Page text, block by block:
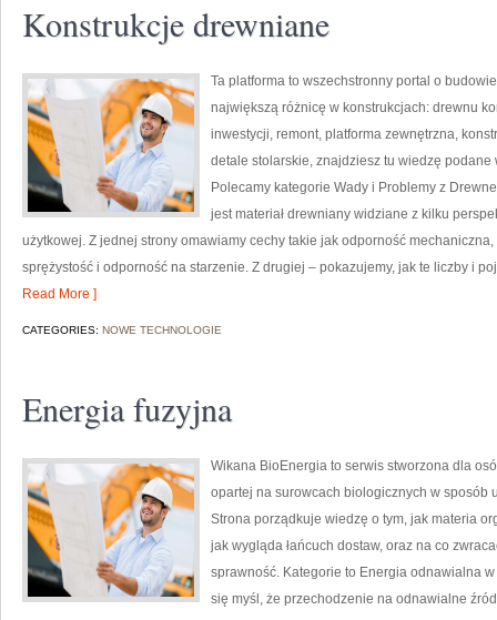
Konstrukcje drewniane
Ta platforma to wszechstronny portal o
największą różnicę w konstrukcjach: drewnu
inwestycji, remont, platforma zewnętrzna,
detale stolarskie, znajdziesz tu wiedzę
Polecamy kategorie Wady i Problemy z
jest materiał drewniany widziane z kilku
użytkowej. Z jednej strony omawiamy cechy takie jak odporność
sprężystość i odporność na starzenie. Z drugiej – pokazujemy, jak te liczby i
Read More ]
CATEGORIES: NOWE TECHNOLOGIE
Energia fuzyjna
Wikana BioEnergia to serwis stworzona dla
opartej na surowcach biologicznych w sposób
Strona porządkuje wiedzę o tym, jak materia
jak wygląda łańcuch dostaw, oraz na co
sprawność. Kategorie to Energia odnawialna
się myśl, że przechodzenie na odnawialne